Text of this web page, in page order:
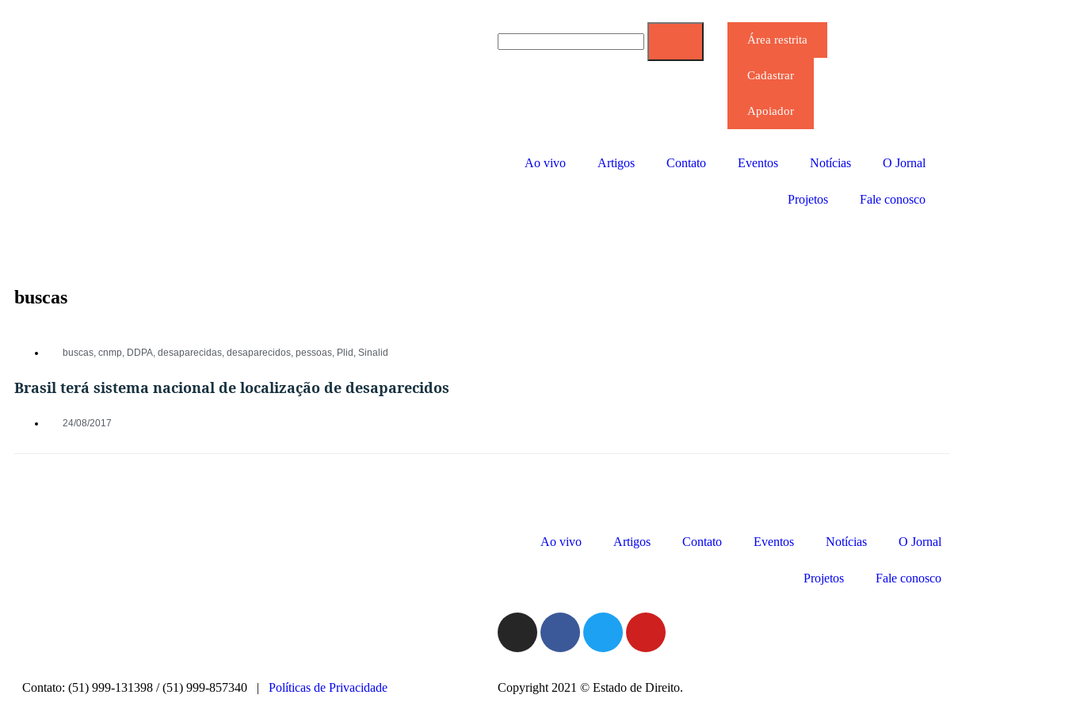
Área restrita
Cadastrar
Apoiador
Ao vivo Artigos Contato Eventos Notícias O Jornal
Projetos Fale conosco
buscas
buscas, cnmp, DDPA, desaparecidas, desaparecidos, pessoas, Plid , Sinalid
Brasil terá sistema nacional de localização de desaparecidos
24/08/2017
Ao vivo Artigos Contato Eventos Notícias O Jornal
Projetos Fale conosco
Contato: (51) 999-131398 / (51) 999-857340 | Políticas de Privacidade Copyright 2021 © Estado de Direito.